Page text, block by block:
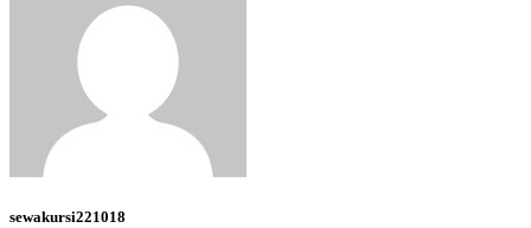
sewakursi221018